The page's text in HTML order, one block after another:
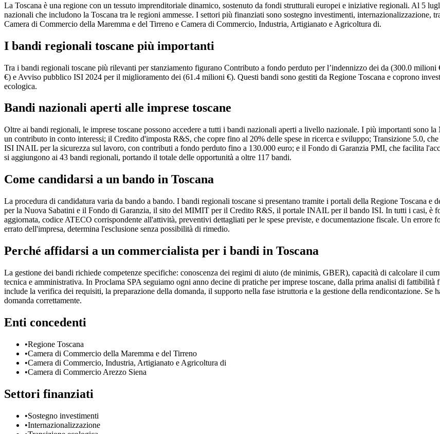
La Toscana è una regione con un tessuto imprenditoriale dinamico, sostenuto da fondi strutturali europei e iniziative regionali. Al 5
nazionali che includono la Toscana tra le regioni ammesse. I settori più finanziati sono sostegno investimenti, internazionalizzazione,
Camera di Commercio della Maremma e del Tirreno e Camera di Commercio, Industria, Artigianato e Agricoltura di.
I bandi regionali toscane più importanti
Tra i bandi regionali toscane più rilevanti per stanziamento figurano Contributo a fondo perduto per l’indennizzo dei da (300.0
€) e Avviso pubblico ISI 2024 per il miglioramento dei (61.4 milioni €). Questi bandi sono gestiti da Regione Toscana e coprono
ecologica.
Bandi nazionali aperti alle imprese toscane
Oltre ai bandi regionali, le imprese toscane possono accedere a tutti i bandi nazionali aperti a livello nazionale. I più importanti sono
un contributo in conto interessi; il Credito d'imposta R&S, che copre fino al 20% delle spese in ricerca e sviluppo; Transizione 5.0,
ISI INAIL per la sicurezza sul lavoro, con contributi a fondo perduto fino a 130.000 euro; e il Fondo di Garanzia PMI, che facilita
si aggiungono ai 43 bandi regionali, portando il totale delle opportunità a oltre 117 bandi.
Come candidarsi a un bando in Toscana
La procedura di candidatura varia da bando a bando. I bandi regionali toscane si presentano tramite i portali della Regione Toscana
per la Nuova Sabatini e il Fondo di Garanzia, il sito del MIMIT per il Credito R&S, il portale INAIL per il bando ISI. In tutti i casi, è
aggiornata, codice ATECO corrispondente all'attività, preventivi dettagliati per le spese previste, e documentazione fiscale. Un errore
errato dell'impresa, determina l'esclusione senza possibilità di rimedio.
Perché affidarsi a un commercialista per i bandi in Toscana
La gestione dei bandi richiede competenze specifiche: conoscenza dei regimi di aiuto (de minimis, GBER), capacità di calcolare il
tecnica e amministrativa. In Proclama SPA seguiamo ogni anno decine di pratiche per imprese toscane, dalla prima analisi di
include la verifica dei requisiti, la preparazione della domanda, il supporto nella fase istruttoria e la gestione della rendicontazione.
domanda correttamente.
Enti concedenti
•Regione Toscana
•Camera di Commercio della Maremma e del Tirreno
•Camera di Commercio, Industria, Artigianato e Agricoltura di
•Camera di Commercio Arezzo Siena
Settori finanziati
•Sostegno investimenti
•Internazionalizzazione